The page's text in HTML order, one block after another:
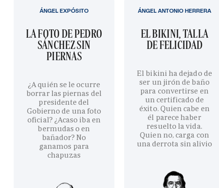
LA FOTO DE PEDRO
SÁNCHEZ SIN
PIERNAS
¿A quién se le ocurre
borrar las piernas del
presidente del
Gobierno de una foto
oficial? ¿Acaso iba en
bermudas o en
bañador? No
ganamos para
chapuzas
ÁNGEL EXPÓSITO
EL BIKINI, TALLA
DE FELICIDAD
El bikini ha dejado de
ser un jirón de baño
para convertirse en
un certificado de
éxito. Quien cabe en
él parece haber
resuelto la vida.
Quien no, carga con
una derrota sin alivio
ÁNGEL ANTONIO HERRERA